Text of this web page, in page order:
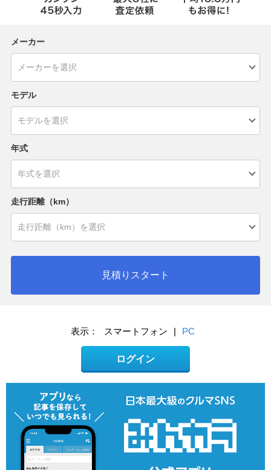
メーカー
モデル
年式
走行距離（km）
見積りスタート
表示： スマートフォン | PC
ログイン